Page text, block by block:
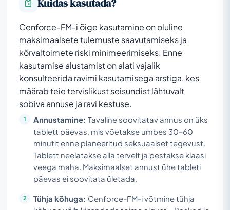
Cenforce-FM-i õige kasutamine on oluline
maksimaalsete tulemuste saavutamiseks ja
kõrvaltoimete riski minimeerimiseks. Enne
kasutamise alustamist on alati vajalik
konsulteerida ravimi kasutamisega arstiga, kes
määrab teie tervislikust seisundist lähtuvalt
sobiva annuse ja ravi kestuse.
Annustamine: Tavaline soovitatav annus on üks
tablett päevas, mis võetakse umbes 30–60
minutit enne planeeritud seksuaalset tegevust.
Tablett neelatakse alla tervelt ja pestakse klaasi
veega maha. Maksimaalset annust ühe tableti
päevas ei soovitata ületada.
Tühja kõhuga: Cenforce-FM-i võtmine tühja